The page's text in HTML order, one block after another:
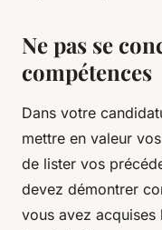
Ne pas se
compétences
Dans votre
mettre en valeur vos
de lister vos
devez démontrer
vous avez